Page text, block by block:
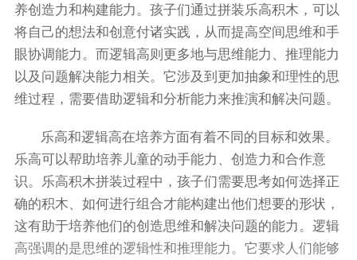
养创造力和构建能力。孩子们通过拼装乐高积木，可以
将自己的想法和创意付诸实践，从而提高空间思维和手
眼协调能力。而逻辑高则更多地与思维能力、推理能力
以及问题解决能力相关。它涉及到更加抽象和理性的思
维过程，需要借助逻辑和分析能力来推演和解决问题。
乐高和逻辑高在培养方面有着不同的目标和效果。
乐高可以帮助培养儿童的动手能力、创造力和合作意
识。乐高积木拼装过程中，孩子们需要思考如何选择正
确的积木、如何进行组合才能构建出他们想要的形状，
这有助于培养他们的创造思维和解决问题的能力。逻辑
高强调的是思维的逻辑性和推理能力。它要求人们能够